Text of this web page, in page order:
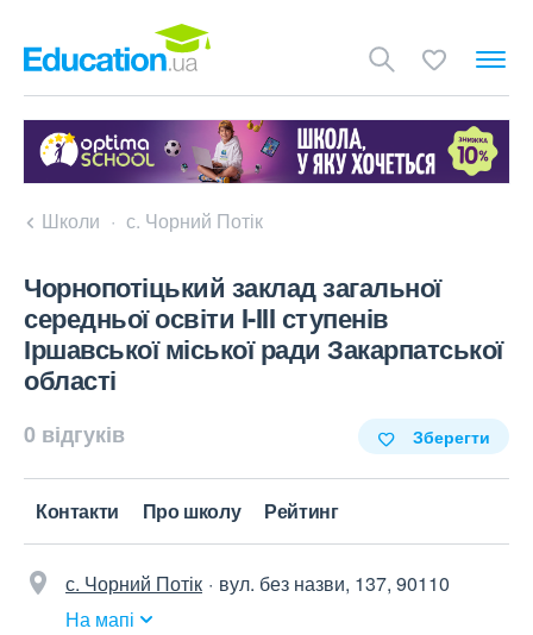
Школи с. Чорний Потік
Чорнопотіцький заклад загальної
середньої освіти I-III ступенів
Іршавської міської ради Закарпатської
області
0 відгуків Зберегти
Контакти Про школу Рейтинг
с. Чорний Потік
вул. без назви, 137, 90110
На мапі